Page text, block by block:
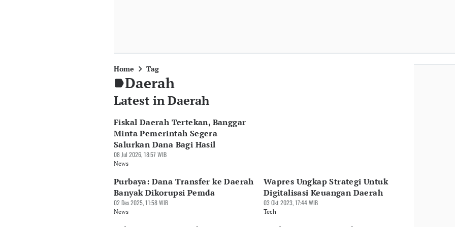
Home Tag
Daerah
Latest in Daerah
Fiskal Daerah Tertekan, Banggar
Minta Pemerintah Segera
Salurkan Dana Bagi Hasil
08 Jul 2026, 18:57 WIB
News
Purbaya: Dana Transfer ke Daerah
Banyak Dikorupsi Pemda
02 Des 2025, 11:58 WIB
News
Wapres Ungkap Strategi Untuk
Digitalisasi Keuangan Daerah
03 Okt 2023, 17:44 WIB
Tech